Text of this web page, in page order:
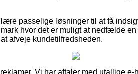
passelige løsninger til at få
hvor det er muligt at nedfælde
afveje kundetilfredsheden.
Vi har aftaler med utallige